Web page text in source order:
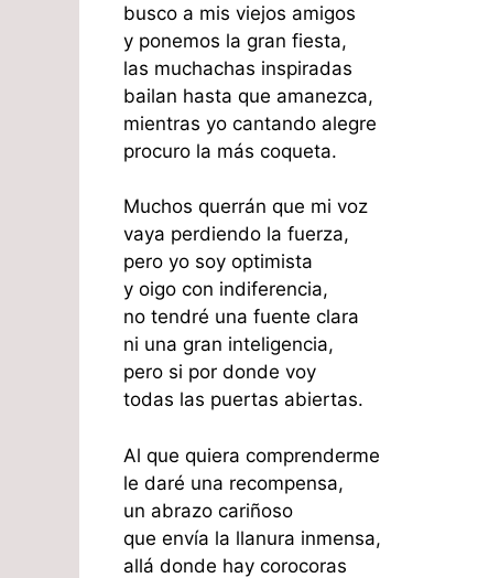
busco a mis viejos amigos
y ponemos la gran fiesta,
las muchachas inspiradas
bailan hasta que amanezca,
mientras yo cantando alegre
procuro la más coqueta.
Muchos querrán que mi voz
vaya perdiendo la fuerza,
pero yo soy optimista
y oigo con indiferencia,
no tendré una fuente clara
ni una gran inteligencia,
pero si por donde voy
todas las puertas abiertas.
Al que quiera comprenderme
le daré una recompensa,
un abrazo cariñoso
que envía la llanura inmensa,
allá donde hay corocoras